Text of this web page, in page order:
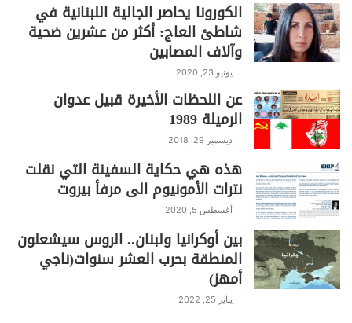
الكورونا يحاصر الجالية اللبنانية في
شاطئ العاج: أكثر من عشرين ضحية
وآلاف المصابين
يونيو 23, 2020
عن اللحظات الأخيرة قبيل عدوان
الرميلة 1989
ديسمبر 29, 2018
هذه هي حكاية السفينة التي نقلت
نترات الأمونيوم الى مرفأ بيروت
أغسطس 5, 2020
بين أوكرانيا ولبنان.. الروس سيشعلون
المنطقة بحرب العشر سنوات(ناجي
أمهز)
يناير 25, 2022